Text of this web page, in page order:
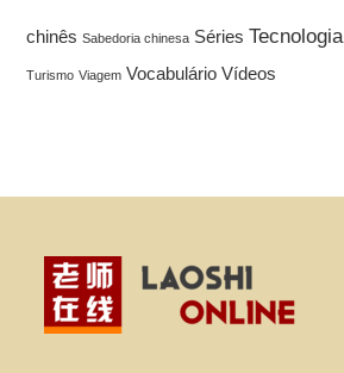
chinês Sabedoria chinesa Séries Tecnologia
Turismo Viagem Vocabulário Vídeos